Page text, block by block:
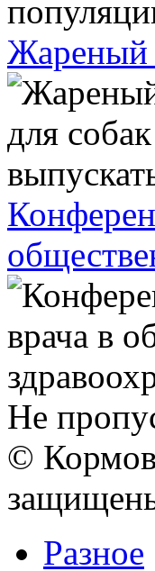
Жареный
Не
©
Разное